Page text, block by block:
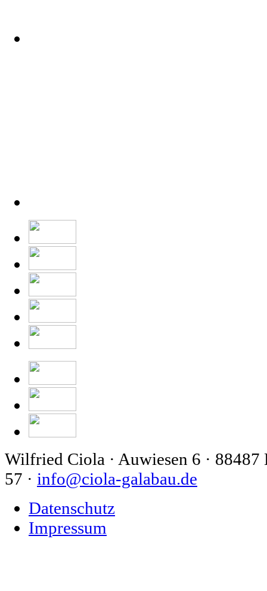
Wilfried Ciola · Auwiesen 6 ·
57 · info@ciola-galabau.de
Datenschutz
Impressum